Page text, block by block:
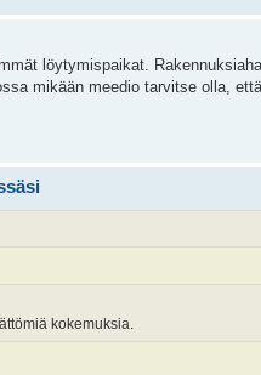
löytymispaikat.
mikään meedio tarvitse olla,
kokemuksia.